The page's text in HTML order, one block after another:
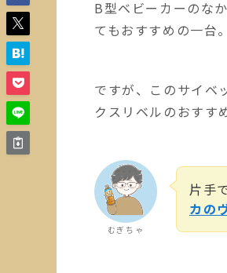
B型ベビーカーのな
てもおすすめの一台。
ですが、このサイベ
クスリベルのおすす
むぎちゃ
片手
カの